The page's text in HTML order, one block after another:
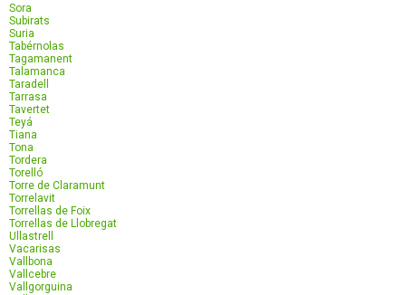
Sora
Subirats
Suria
Tabérnolas
Tagamanent
Talamanca
Taradell
Tarrasa
Tavertet
Teyá
Tiana
Tona
Tordera
Torelló
Torre de Claramunt
Torrelavit
Torrellas de Foix
Torrellas de Llobregat
Ullastrell
Vacarisas
Vallbona
Vallcebre
Vallgorguina